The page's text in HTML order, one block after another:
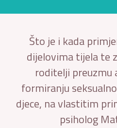
Što je i kada
dijelovima tijela te
roditelji preuzmu
formiranju
djece, na vlastitim
psiholog